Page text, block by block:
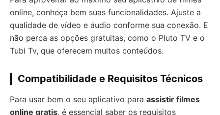
online, conheça bem suas funcionalidades. Ajuste a
qualidade de vídeo e áudio conforme sua conexão. E
não perca as opções gratuitas, como o Pluto TV e o
Tubi Tv, que oferecem muitos conteúdos.
Compatibilidade e Requisitos Técnicos
Para usar bem o seu aplicativo para assistir filmes
online gratis, é essencial saber os requisitos